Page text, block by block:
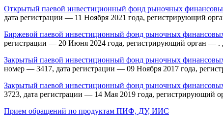
Открытый паевой инвестиционный фонд рыночных
дата регистрации — 11 Ноября 2021 года, регистрирующий
Биржевой паевой инвестиционный фонд рыночных
регистрации — 20 Июня 2024 года, регистрирующий орган — .
Закрытый паевой инвестиционный фонд рыночных
номер — 3417, дата регистрации — 09 Ноября 2017 года,
Закрытый паевой инвестиционный фонд рыночных
3723, дата регистрации — 14 Мая 2019 года, регистрирующий
Прием обращений по продуктам ПИФ, ДУ, ИИС